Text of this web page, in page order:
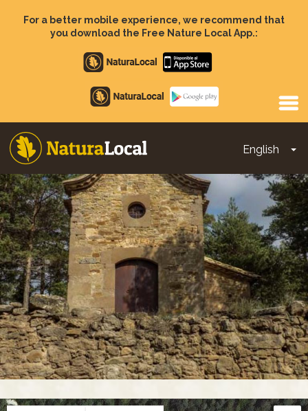
For a better mobile experience, we recommend that
you download the Free Nature Local App.:
Apple
store
Google
Play
English
Main
navigation